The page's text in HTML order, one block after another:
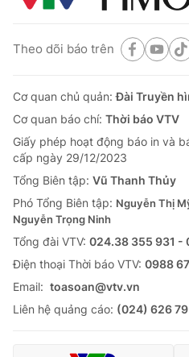
Theo dõi báo trên
Cơ quan chủ quản:Đài Truyền
Cơ quan báo chí: Thời báo VTV
Giấy phép hoạt động báo in và
cấp ngày 29/12/2023
Tổng Biên tập: Vũ Thanh Thủy
Phó Tổng Biên tập: Nguyễn Thị
Nguyễn Trọng Ninh
Tổng đài VTV: 024.38 355 931 -
Ðiện thoại Thời báo VTV: 0988
Email: toasoan@vtv.vn
Liên hệ quảng cáo: (024) 626